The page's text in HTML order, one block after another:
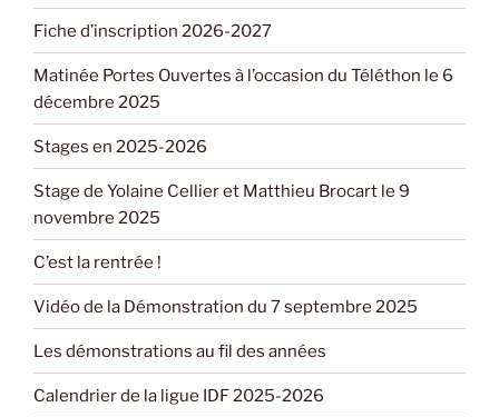
Fiche d’inscription 2026-2027
Matinée Portes Ouvertes à l’occasion du Téléthon le 6
décembre 2025
Stages en 2025-2026
Stage de Yolaine Cellier et Matthieu Brocart le 9
novembre 2025
C’est la rentrée !
Vidéo de la Démonstration du 7 septembre 2025
Les démonstrations au fil des années
Calendrier de la ligue IDF 2025-2026